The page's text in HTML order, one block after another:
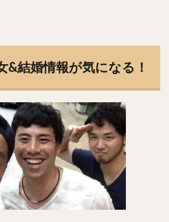
&結婚情報が気になる！
こうへい）
らだいち）
しょうた）
んた）
ひろかず）
佐野恵太（さのけいた）
ずき）
りょうた）
ろや）
石井一久（いしいかずひさ）